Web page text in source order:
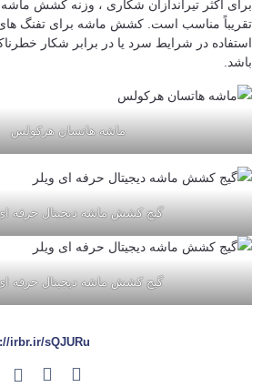
برای اکثر تیراندازان شکاری ، وزنه کشش ماشه
تقریباً مناسب است. کشش ماشه برای تفنگ
استفاده در شرایط سرد یا در برابر شکار
باشد.
ماشه هاتسان هرکولس
گیج کشش ماشه دیجیتال حرفه ای
گیج کشش ماشه دیجیتال حرفه ای
irbr.ir/sQJURu